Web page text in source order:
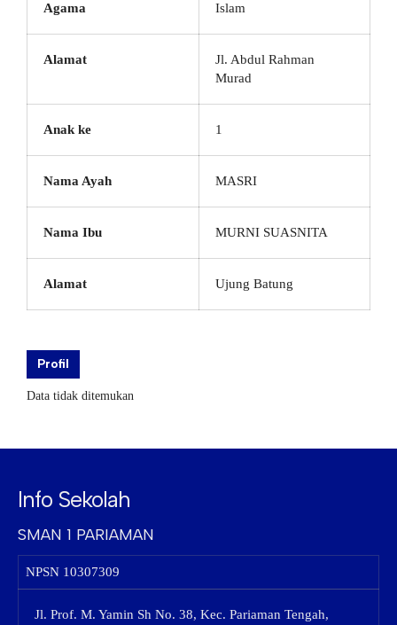
Agama Islam
Alamat
Jl. Abdul Rahman
Murad
Anak ke 1
Nama Ayah MASRI
Nama Ibu MURNI SUASNITA
Alamat Ujung Batung
Profil
Data tidak ditemukan
Info Sekolah
SMAN 1 PARIAMAN
NPSN 10307309
Jl. Prof. M. Yamin Sh No. 38, Kec. Pariaman Tengah,